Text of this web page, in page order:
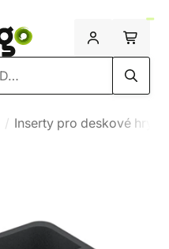
Inserty pro deskové hry